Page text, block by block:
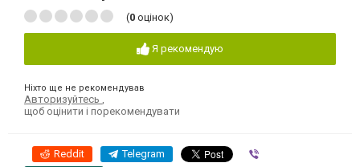
(0 оцінок)
Я рекомендую
Ніхто ще не рекомендував
Авторизуйтесь ,
щоб оцінити і порекомендувати
Reddit Telegram